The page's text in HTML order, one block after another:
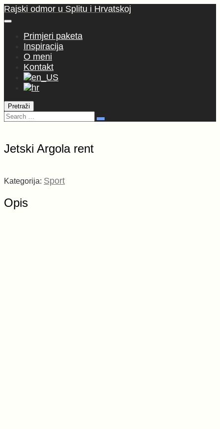
Skoči
na
Rajski odmor u Splitu i Hrvatskoj
Primjeri paketa
Inspiracija
O meni
Kontakt
Pretraži
Pretraga:
Search
Jetski Argola rent
Argola
Kategorija: Sport
Opis